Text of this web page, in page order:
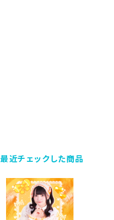
最近チェックした商品